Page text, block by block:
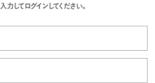
入力してログインしてください。